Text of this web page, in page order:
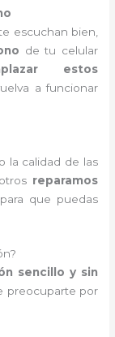
escuchan bien,
de tu celular
estos
a funcionar
la calidad de las
reparamos
para que puedas
sencillo y sin
preocuparte por